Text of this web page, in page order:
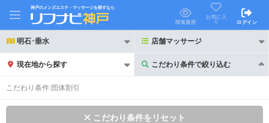
神戸のメンズエステ・マッサージを探すなら
閲覧履歴
お気に入
り
ログイン
明石･垂水 店舗マッサージ
現在地から探す こだわり条件で絞り込む
こだわり条件で絞り込む
こだわり条件:団体割引
こだわり条件をリセット